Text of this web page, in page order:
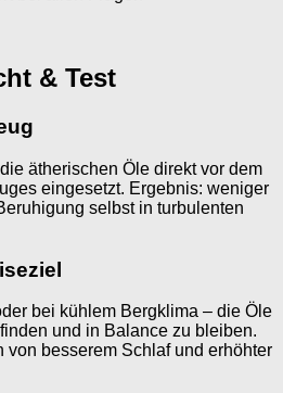
& Test
ätherischen Öle direkt vor dem
eingesetzt. Ergebnis: weniger
selbst in turbulenten
bei kühlem Bergklima – die Öle
und in Balance zu bleiben.
von besserem Schlaf und erhöhter